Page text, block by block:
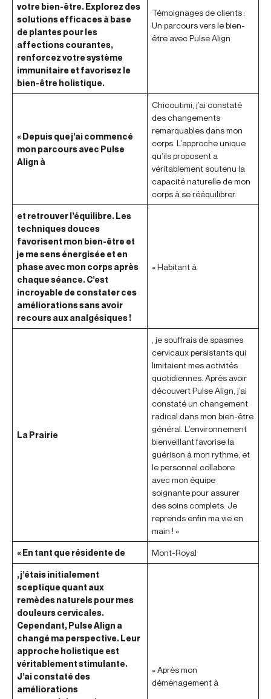
votre bien-être. Explorez des
solutions efficaces à base
de plantes pour les
affections courantes,
renforcez votre système
immunitaire et favorisez le
bien-être holistique.
Témoignages de clients :
Un parcours vers le bien-
être avec Pulse Align
« Depuis que j’ai commencé
mon parcours avec Pulse
Align à
Chicoutimi, j’ai constaté
des changements
remarquables dans mon
corps. L’approche unique
qu’ils proposent a
véritablement soutenu la
capacité naturelle de mon
corps à se rééquilibrer.
et retrouver l’équilibre. Les
techniques douces
favorisent mon bien-être et
je me sens énergisée et en
phase avec mon corps après
chaque séance. C’est
incroyable de constater ces
améliorations sans avoir
recours aux analgésiques !
« Habitant à
La Prairie
, je souffrais de spasmes
cervicaux persistants qui
limitaient mes activités
quotidiennes. Après avoir
découvert Pulse Align, j’ai
constaté un changement
radical dans mon bien-être
général. L’environnement
bienveillant favorise la
guérison à mon rythme, et
le personnel collabore
avec mon équipe
soignante pour assurer
des soins complets. Je
reprends enfin ma vie en
main ! »
« En tant que résidente de Mont-Royal
, j’étais initialement
sceptique quant aux
remèdes naturels pour mes
douleurs cervicales.
Cependant, Pulse Align a
changé ma perspective. Leur
approche holistique est
véritablement stimulante.
J’ai constaté des
améliorations
« Après mon
déménagement à